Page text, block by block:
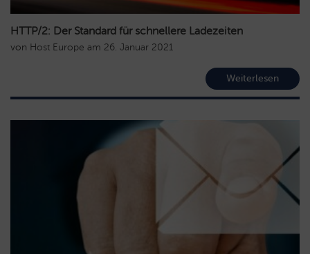
HTTP/2: Der Standard für schnellere Ladezeiten
von Host Europe am 26. Januar 2021
Weiterlesen